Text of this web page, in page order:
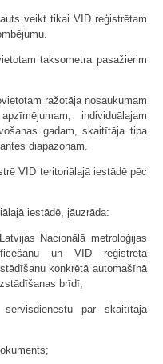
veikt tikai VID reģistrētam
taksometra pasažierim
ražotāja nosaukumam
individuālajam
gadam, skaitītāja tipa
diapazonam.
VID teritoriālajā iestādē pēc
iestādē, jāuzrāda:
Nacionālā metroloģijas
un VID reģistrēta
konkrētā automašīnā
brīdī;
par skaitītāja